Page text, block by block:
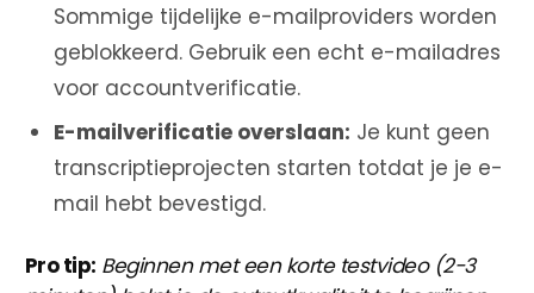
Sommige tijdelijke e-mailproviders worden
geblokkeerd. Gebruik een echt e-mailadres
voor accountverificatie.
E-mailverificatie overslaan: Je kunt geen
transcriptieprojecten starten totdat je je e-
mail hebt bevestigd.
Pro tip: Beginnen met een korte testvideo (2-3